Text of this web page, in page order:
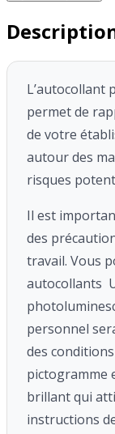
L’autocollant
permet de
de votre
autour des
risques
Il est
des
travail. Vous
autocollants
personnel
des
pictogramme
brillant qui
instructions